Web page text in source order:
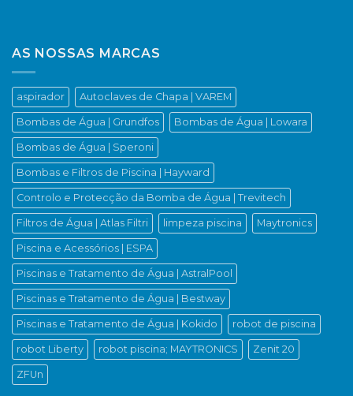
AS NOSSAS MARCAS
aspirador Autoclaves de Chapa | VAREM
Bombas de Água | Grundfos Bombas de Água | Lowara
Bombas de Água | Speroni
Bombas e Filtros de Piscina | Hayward
Controlo e Protecção da Bomba de Água | Trevitech
Filtros de Água | Atlas Filtri limpeza piscina Maytronics
Piscina e Acessórios | ESPA
Piscinas e Tratamento de Água | AstralPool
Piscinas e Tratamento de Água | Bestway
Piscinas e Tratamento de Água | Kokido robot de piscina
robot Liberty robot piscina; MAYTRONICS Zenit 20
ZFUn